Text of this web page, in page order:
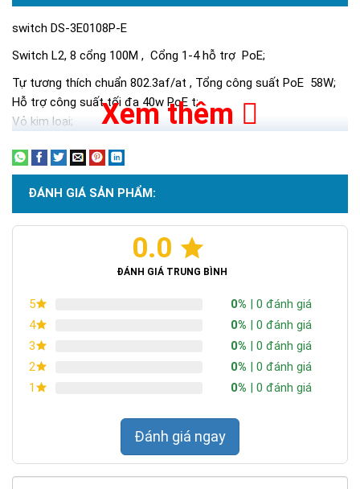
switch DS-3E0108P-E
Switch L2, 8 cổng 100M , Cổng 1-4 hỗ trợ PoE;
Tự tương thích chuẩn 802.3af/at , Tổng công suất PoE 58W;
Hỗ trợ công suất tối đa 40w PoE t;
Vỏ kim loại;
Xem thêm
ĐÁNH GIÁ SẢN PHẨM:
0.0
ĐÁNH GIÁ TRUNG BÌNH
5 0% | 0 đánh giá
4
0% | 0 đánh giá
3
0% | 0 đánh giá
2
0% | 0 đánh giá
1
0% | 0 đánh giá
Đánh giá ngay